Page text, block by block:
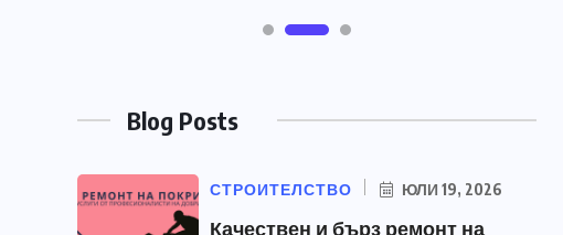
Blog Posts
СТРОИТЕЛСТВО ЮЛИ 19, 2026
Качествен и бърз ремонт на